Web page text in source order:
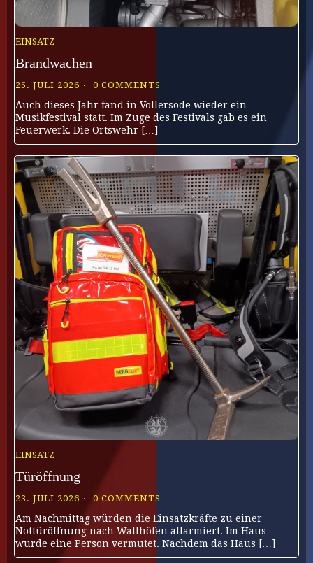
EINSATZ
Brandwachen
25. JULI 2026 0 COMMENTS
Auch dieses Jahr fand in Vollersode wieder ein
Musikfestival statt. Im Zuge des Festivals gab es ein
Feuerwerk. Die Ortswehr […]
EINSATZ
Türöffnung
23. JULI 2026 0 COMMENTS
Am Nachmittag würden die Einsatzkräfte zu einer
Nottüröffnung nach Wallhöfen allarmiert. Im Haus
wurde eine Person vermutet. Nachdem das Haus […]